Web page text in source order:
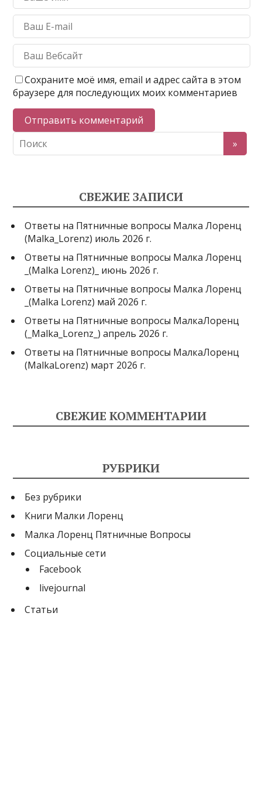
Сохраните моё имя, email и адрес сайта в этом
браузере для последующих моих комментариев
СВЕЖИЕ ЗАПИСИ
Ответы на Пятничные вопросы Малка Лоренц
(Malka_Lorenz) июль 2026 г.
Ответы на Пятничные вопросы Малка Лоренц
_(Malka Lorenz)_ июнь 2026 г.
Ответы на Пятничные вопросы Малка Лоренц
_(Malka Lorenz) май 2026 г.
Ответы на Пятничные вопросы МалкаЛоренц
(_Malka_Lorenz_) апрель 2026 г.
Ответы на Пятничные вопросы МалкаЛоренц
(MalkaLorenz) март 2026 г.
СВЕЖИЕ КОММЕНТАРИИ
РУБРИКИ
Без рубрики
Книги Малки Лоренц
Малка Лоренц Пятничные Вопросы
Социальные сети
Facebook
livejournal
Статьи